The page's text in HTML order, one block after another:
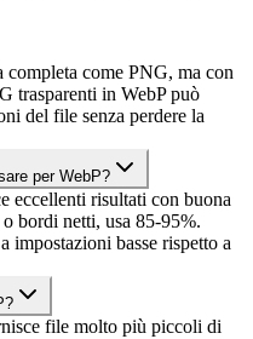
completa come PNG, ma con
trasparenti in WebP può
del file senza perdere la
per WebP?
eccellenti risultati con buona
bordi netti, usa 85-95%.
impostazioni basse rispetto a
file molto più piccoli di